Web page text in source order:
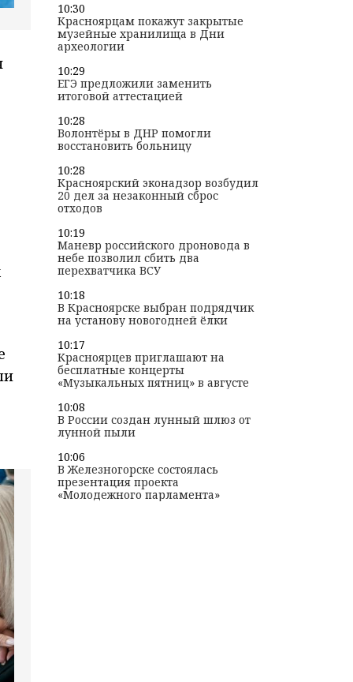
10:30
Красноярцам покажут закрытые
музейные хранилища в Дни
археологии
10:29
ЕГЭ предложили заменить
итоговой аттестацией
10:28
Волонтёры в ДНР помогли
восстановить больницу
10:28
Красноярский эконадзор возбудил
20 дел за незаконный сброс
отходов
10:19
Маневр российского дроновода в
небе позволил сбить два
перехватчика ВСУ
10:18
В Красноярске выбран подрядчик
на установу новогодней ёлки
10:17
Красноярцев приглашают на
бесплатные концерты
«Музыкальных пятниц» в августе
10:08
В России создан лунный шлюз от
лунной пыли
10:06
В Железногорске состоялась
презентация проекта
«Молодежного парламента»